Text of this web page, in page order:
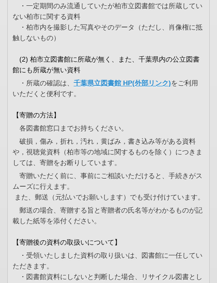
・一定期間のみ流通していたが柏市立図書館では所蔵してい
ない柏市に関する資料
・柏市内を撮影した写真やそのデータ（ただし、肖像権に抵
触しないもの）
(2) 柏市立図書館に所蔵が無く、また、千葉県内の公立図書
館にも所蔵が無い資料
・所蔵の確認は、 千葉県立図書館 HP(外部リンク)をご利用
いただくと便利です。
【寄贈の方法】
各図書館窓口までお持ちください。
破損，傷み，折れ，汚れ，黄ばみ，書き込み等がある資料
や，視聴覚資料（柏市等の地域に関するものを除く）につきま
しては、寄贈をお断りしています。
寄贈いただく前に、事前にご相談いただけると、手続きがス
ムーズに行えます。
また、郵送（元払いでお願いします）でも受け付けています。
郵送の場合、寄贈する旨と寄贈者の氏名等がわかるものが記
載した紙等を添付ください。
【寄贈後の資料の取扱いについて】
・受領いたしました資料の取り扱いは、図書館に一任してい
ただきます。
・図書館資料にしないと判断した場合、リサイクル図書とし